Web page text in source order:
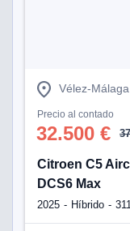
Vélez-
Precio al contado
32.500 €
Citroen C5
DCS6 Max
2025 Híbrido